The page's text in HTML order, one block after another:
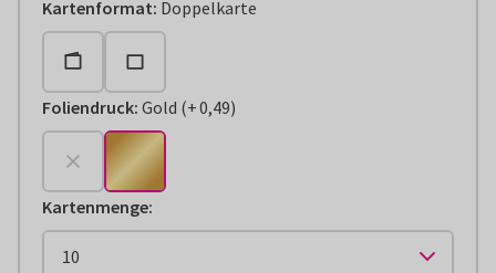
Kartenformat: Doppelkarte
Foliendruck: Gold (
+€ 0,49
+0,49)
Kartenmenge: